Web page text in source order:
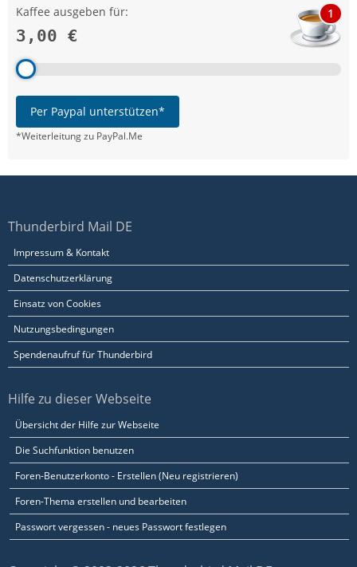
Kaffee ausgeben für:
3,00 €
1
Per Paypal unterstützen*
*Weiterleitung zu PayPal.Me
Thunderbird Mail DE
Impressum & Kontakt
Datenschutzerklärung
Einsatz von Cookies
Nutzungsbedingungen
Spendenaufruf für Thunderbird
Hilfe zu dieser Webseite
Übersicht der Hilfe zur Webseite
Die Suchfunktion benutzen
Foren-Benutzerkonto - Erstellen (Neu registrieren)
Foren-Thema erstellen und bearbeiten
Passwort vergessen - neues Passwort festlegen